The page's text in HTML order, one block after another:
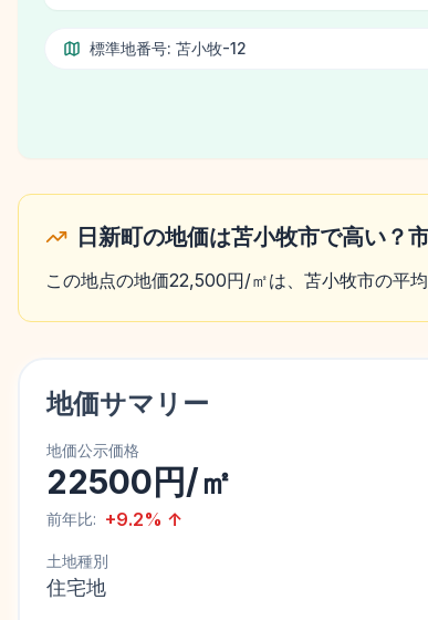
標準地番号: 苫小牧-12
日新町の地価は苫小牧市で高い？
この地点の地価22,500円/㎡は、苫小牧市の平
地価サマリー
地価公示価格
22500円/㎡
前年比: +9.2% ↑
土地種別
住宅地